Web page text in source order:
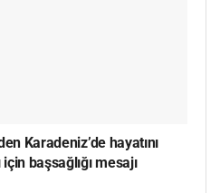
Karadeniz’de hayatını
başsağlığı mesajı